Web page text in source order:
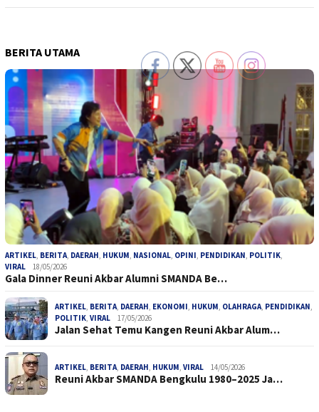
BERITA UTAMA
ARTIKEL, BERITA, DAERAH, HUKUM, NASIONAL, OPINI, PENDIDIKAN, POLITIK,
VIRAL
18/05/2026
Gala Dinner Reuni Akbar Alumni SMANDA Be…
ARTIKEL, BERITA, DAERAH, EKONOMI, HUKUM, OLAHRAGA, PENDIDIKAN,
POLITIK, VIRAL 17/05/2026
Jalan Sehat Temu Kangen Reuni Akbar Alum…
ARTIKEL, BERITA, DAERAH, HUKUM, VIRAL 14/05/2026
Reuni Akbar SMANDA Bengkulu 1980–2025 Ja…